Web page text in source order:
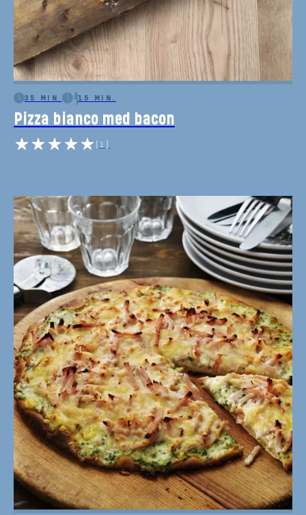
35 MIN. 15 MIN.
Pizza bianco med bacon
(1)